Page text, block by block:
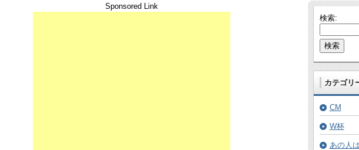
Sponsored Link
検索:
カテゴリ
CM
W杯
あの人